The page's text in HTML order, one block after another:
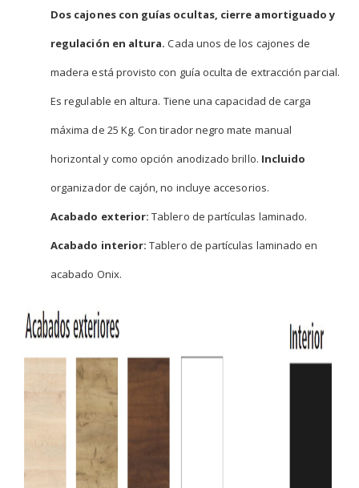
Dos cajones con guías ocultas, cierre amortiguado y
regulación en altura. Cada unos de los cajones de
madera está provisto con guía oculta de extracción parcial.
Es regulable en altura. Tiene una capacidad de carga
máxima de 25 Kg. Con tirador negro mate manual
horizontal y como opción anodizado brillo. Incluido
organizador de cajón, no incluye accesorios.
Acabado exterior:Tablero de partículas laminado.
Acabado interior: Tablero de partículas laminado en
acabado Onix.